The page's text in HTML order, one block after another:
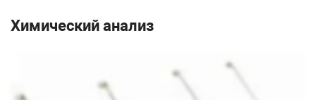
На сегодняшний день только наша компания может
предложить готовый стеклянный козырёк на вантах. И мы
Химический анализ